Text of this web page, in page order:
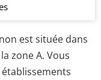
est située dans
zone A. Vous